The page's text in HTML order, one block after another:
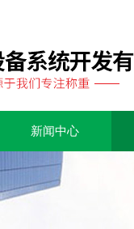
新闻中心